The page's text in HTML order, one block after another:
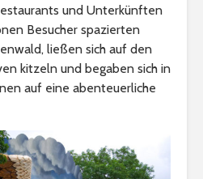
und Unterkünften
Besucher spazierten
ließen sich auf den
kitzeln und begaben sich in
auf eine abenteuerliche